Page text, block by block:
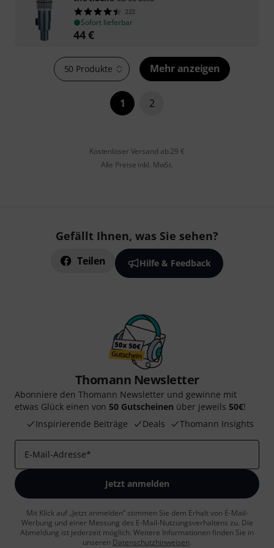
222
Sofort lieferbar
44€
50 Produkte Mehr anzeigen
1 2
Kostenloser Versand ab 29 €
Alle Preise inkl. MwSt.
Gefällt Ihnen, was Sie sehen?
Teilen Hilfe & Feedback
Thomann Newsletter
Abonniere den Thomann Newsletter und gewinne mit
etwas Glück einen von 50 Gutscheinen über jeweils 50€!
Inspirierende Beiträge
Deals Thomann Insights
E-Mail-Adresse*
Jetzt anmelden
Mit Klick auf „Jetzt anmelden“ stimmen Sie dem Erhalt von E-Mail-
Werbung und einer Messung des E-Mail-Nutzungsverhaltens zu. Die
Abmeldung ist jederzeit möglich. Weitere Informationen finden Sie in
unseren Datenschutzhinweisen.